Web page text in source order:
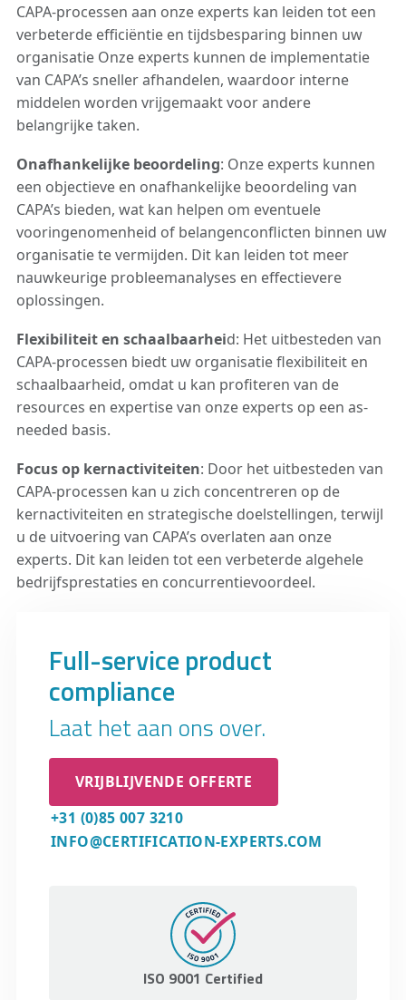
CAPA-processen aan onze experts kan leiden tot een
verbeterde efficiëntie en tijdsbesparing binnen uw
organisatie Onze experts kunnen de implementatie
van CAPA’s sneller afhandelen, waardoor interne
middelen worden vrijgemaakt voor andere
belangrijke taken.
Onafhankelijke beoordeling: Onze experts kunnen
een objectieve en onafhankelijke beoordeling van
CAPA’s bieden, wat kan helpen om eventuele
vooringenomenheid of belangenconflicten binnen uw
organisatie te vermijden. Dit kan leiden tot meer
nauwkeurige probleemanalyses en effectievere
oplossingen.
Flexibiliteit en schaalbaarheid: Het uitbesteden van
CAPA-processen biedt uw organisatie flexibiliteit en
schaalbaarheid, omdat u kan profiteren van de
resources en expertise van onze experts op een as-
needed basis.
Focus op kernactiviteiten: Door het uitbesteden van
CAPA-processen kan u zich concentreren op de
kernactiviteiten en strategische doelstellingen, terwijl
u de uitvoering van CAPA’s overlaten aan onze
experts. Dit kan leiden tot een verbeterde algehele
bedrijfsprestaties en concurrentievoordeel.
Full-service product
compliance
Laat het aan ons over.
VRIJBLIJVENDE OFFERTE
+31 (0)85 007 3210
INFO@CERTIFICATION-EXPERTS.COM
ISO 9001 Certified